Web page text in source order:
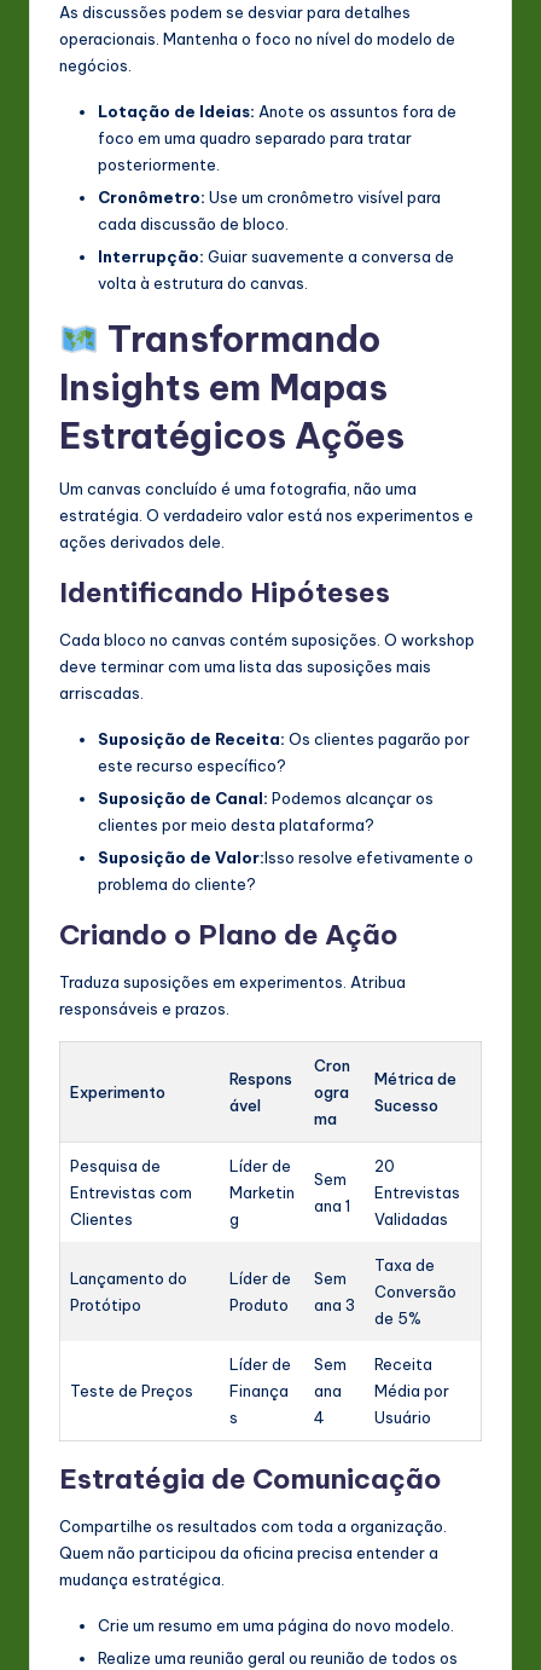
As discussões podem se desviar para detalhes
operacionais. Mantenha o foco no nível do modelo de
negócios.
Lotação de Ideias: Anote os assuntos fora de
foco em uma quadro separado para tratar
posteriormente.
Cronômetro: Use um cronômetro visível para
cada discussão de bloco.
Interrupção: Guiar suavemente a conversa de
volta à estrutura do canvas.
Transformando
Insights em Mapas
Estratégicos Ações
Um canvas concluído é uma fotografia, não uma
estratégia. O verdadeiro valor está nos experimentos e
ações derivados dele.
Identificando Hipóteses
Cada bloco no canvas contém suposições. O workshop
deve terminar com uma lista das suposições mais
arriscadas.
Suposição de Receita: Os clientes pagarão por
este recurso específico?
Suposição de Canal: Podemos alcançar os
clientes por meio desta plataforma?
Suposição de Valor:Isso resolve efetivamente o
problema do cliente?
Criando o Plano de Ação
Traduza suposições em experimentos. Atribua
responsáveis e prazos.
Experimento
Respons
ável
Cron
ogra
ma
Métrica de
Sucesso
Pesquisa de
Entrevistas com
Clientes
Líder de
Marketin
g
Sem
ana 1
20
Entrevistas
Validadas
Lançamento do
Protótipo
Líder de
Produto
Sem
ana 3
Taxa de
Conversão
de 5%
Teste de Preços
Líder de
Finança
s
Sem
ana
4
Receita
Média por
Usuário
Estratégia de Comunicação
Compartilhe os resultados com toda a organização.
Quem não participou da oficina precisa entender a
mudança estratégica.
Crie um resumo em uma página do novo modelo.
Realize uma reunião geral ou reunião de todos os